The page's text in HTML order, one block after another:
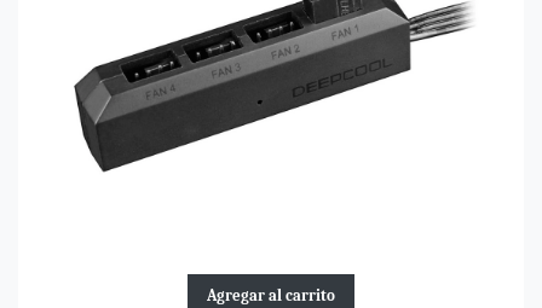
Agregar al carrito